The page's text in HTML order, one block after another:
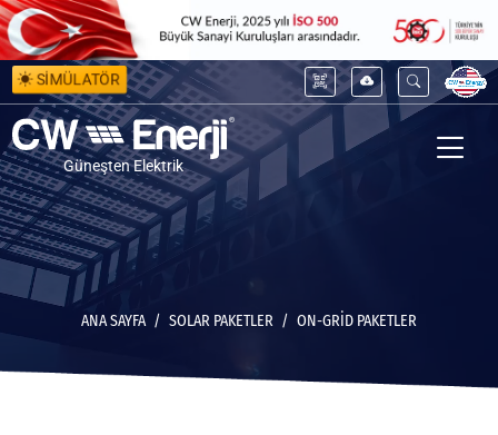
SİMÜLATÖR
Güneşten Elektrik
ANA SAYFA SOLAR PAKETLER ON-GRID PAKETLER